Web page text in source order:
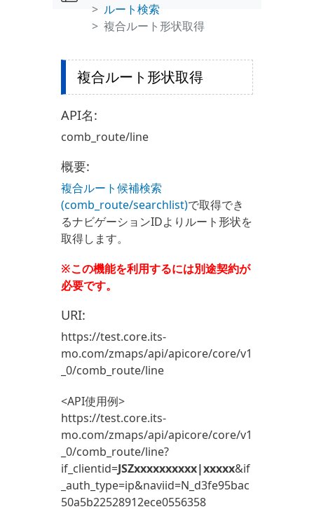
ルート検索
複合ルート形状取得
複合ルート形状取得
API名:
comb_route/line
概要:
複合ルート候補検索
(comb_route/searchlist)で取得でき
るナビゲーションIDよりルート形状を
取得します。
※この機能を利用するには別途契約が
必要です。
URI:
https://test.core.its-
mo.com/zmaps/api/apicore/core/v1
_0/comb_route/line
<API使用例>
https://test.core.its-
mo.com/zmaps/api/apicore/core/v1
_0/comb_route/line?
if_clientid=JSZxxxxxxxxxx|xxxxx&if
_auth_type=ip&naviid=N_d3fe95bac
50a5b22528912ece0556358